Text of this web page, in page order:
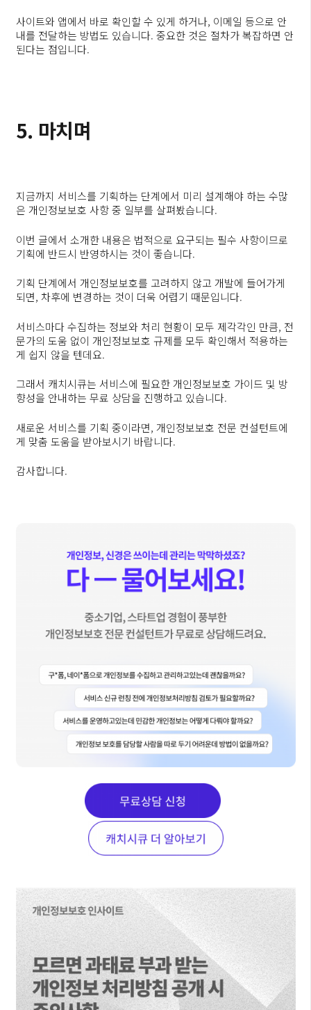
사이트와 앱에서 바로 확인할 수 있게 하거나, 이메일 등으로 안
내를 전달하는 방법도 있습니다. 중요한 것은 절차가 복잡하면 안
된다는 점입니다.
5. 마치며
지금까지 서비스를 기획하는 단계에서 미리 설계해야 하는 수많
은 개인정보보호 사항 중 일부를 살펴봤습니다.
이번 글에서 소개한 내용은 법적으로 요구되는 필수 사항이므로
기획에 반드시 반영하시는 것이 좋습니다.
기획 단계에서 개인정보보호를 고려하지 않고 개발에 들어가게
되면, 차후에 변경하는 것이 더욱 어렵기 때문입니다.
서비스마다 수집하는 정보와 처리 현황이 모두 제각각인 만큼, 전
문가의 도움 없이 개인정보보호 규제를 모두 확인해서 적용하는
게 쉽지 않을 텐데요.
그래서 캐치시큐는 서비스에 필요한 개인정보보호 가이드 및 방
향성을 안내하는 무료 상담을 진행하고 있습니다.
새로운 서비스를 기획 중이라면, 개인정보보호 전문 컨설턴트에
게 맞춤 도움을 받아보시기 바랍니다.
감사합니다.